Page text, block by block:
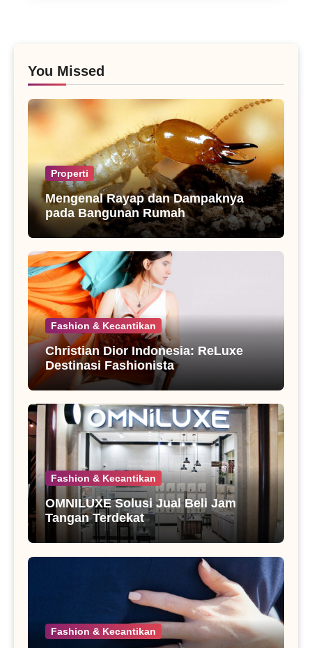
You Missed
Properti
Mengenal Rayap dan Dampaknya
pada Bangunan Rumah
Fashion & Kecantikan
Christian Dior Indonesia: ReLuxe
Destinasi Fashionista
Fashion & Kecantikan
OMNILUXE Solusi Jual Beli Jam
Tangan Terdekat
Fashion & Kecantikan